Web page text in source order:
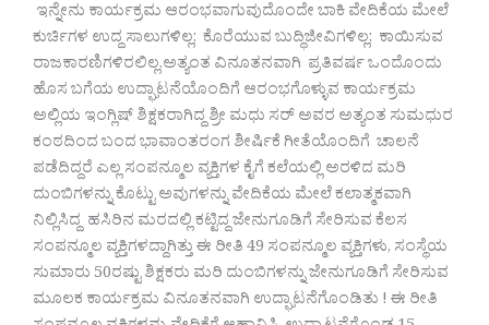
ಇನ್ನೇನು ಕಾರ್ಯಕ್ರಮ ಆರಂಭವಾಗುವುದೊಂದೇ ಬಾಕಿ ವೇದಿಕೆಯ ಮೇಲೆ
ಕುರ್ಚಿಗಳ ಉದ್ದ ಸಾಲುಗಳಿಲ್ಲ; ಕೊರೆಯುವ ಬುದ್ಧಿಜೀವಿಗಳಿಲ್ಲ; ಕಾಯಿಸುವ
ರಾಜಕಾರಣಿಗಳಿರಲಿಲ್ಲ.ಅತ್ಯಂತ ವಿನೂತನವಾಗಿ ಪ್ರತಿವರ್ಷ ಒಂದೊಂದು
ಹೊಸ ಬಗೆಯ ಉದ್ಘಾಟನೆಯೊಂದಿಗೆ ಆರಂಭಗೊಳ್ಳುವ ಕಾರ್ಯಕ್ರಮ
ಅಲ್ಲಿಯ ಇಂಗ್ಲಿಷ್ ಶಿಕ್ಷಕರಾಗಿದ್ದ ಶ್ರೀ ಮಧು ಸರ್ ಅವರ ಅತ್ಯಂತ ಸುಮಧುರ
ಕಂಠದಿಂದ ಬಂದ ಭಾವಾಂತರಂಗ ಶೀರ್ಷಿಕೆ ಗೀತೆಯೊಂದಿಗೆ ಚಾಲನೆ
ಪಡೆದಿದ್ದರೆ ಎಲ್ಲ ಸಂಪನ್ಮೂಲ ವ್ಯಕ್ತಿಗಳ ಕೈಗೆ ಕಲೆಯಲ್ಲಿ ಅರಳಿದ ಮರಿ
ದುಂಬಿಗಳನ್ನು ಕೊಟ್ಟು ಅವುಗಳನ್ನು ವೇದಿಕೆಯ ಮೇಲೆ ಕಲಾತ್ಮಕವಾಗಿ
ನಿಲ್ಲಿಸಿದ್ದ ಹಸಿರಿನ ಮರದಲ್ಲಿ ಕಟ್ಟಿದ್ದ ಜೇನುಗೂಡಿಗೆ ಸೇರಿಸುವ ಕೆಲಸ
ಸಂಪನ್ಮೂಲ ವ್ಯಕ್ತಿಗಳದ್ದಾಗಿತ್ತು ಈ ರೀತಿ 49 ಸಂಪನ್ಮೂಲ ವ್ಯಕ್ತಿಗಳು, ಸಂಸ್ಥೆಯ
ಸುಮಾರು 50ರಷ್ಟು ಶಿಕ್ಷಕರು ಮರಿ ದುಂಬಿಗಳನ್ನು ಜೇನುಗೂಡಿಗೆ ಸೇರಿಸುವ
ಮೂಲಕ ಕಾರ್ಯಕ್ರಮ ವಿನೂತನವಾಗಿ ಉದ್ಘಾಟನೆಗೊಂಡಿತು ! ಈ ರೀತಿ